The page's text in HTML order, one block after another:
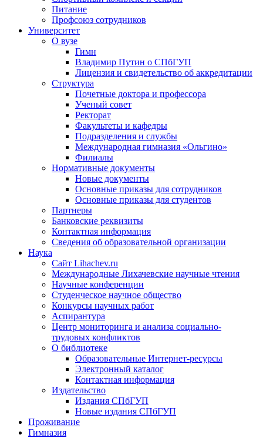
Питание
Профсоюз сотрудников
Университет
О вузе
Гимн
Владимир Путин о СПбГУП
Лицензия и свидетельство об аккредитации
Структура
Почетные доктора и профессора
Ученый совет
Ректорат
Факультеты и кафедры
Подразделения и службы
Международная гимназия «Ольгино»
Филиалы
Нормативные документы
Новые документы
Основные приказы для сотрудников
Основные приказы для студентов
Партнеры
Банковские реквизиты
Контактная информация
Сведения об образовательной организации
Наука
Сайт Lihachev.ru
Международные Лихачевские научные чтения
Научные конференции
Студенческое научное общество
Конкурсы научных работ
Аспирантура
Центр мониторинга и анализа социально-
трудовых конфликтов
О библиотеке
Образовательные Интернет-ресурсы
Электронный каталог
Контактная информация
Издательство
Издания СПбГУП
Новые издания СПбГУП
Проживание
Гимназия